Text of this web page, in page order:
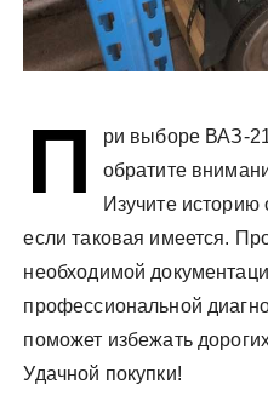
П
ри выборе ВАЗ-
обратите
Изучите
если таковая имеется.
необходимой
профессиональной
поможет избежать
Удачной покупки!